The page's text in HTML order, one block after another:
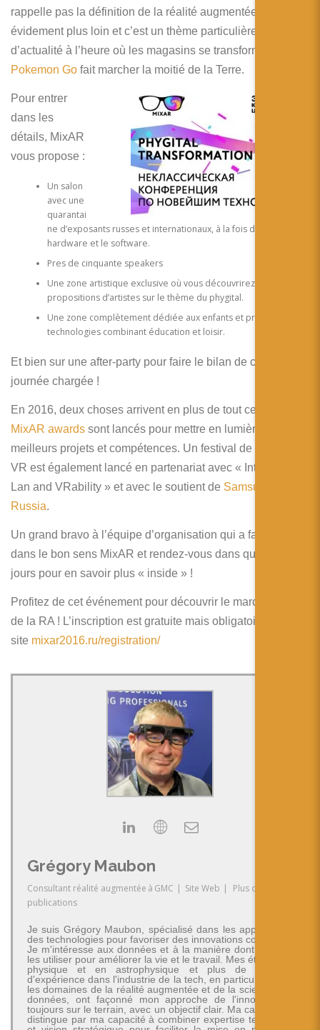
rappelle pas la définition de la réalité augmentée ? Cela va
évidement plus loin et c’est un thème particulièrement
d’actualité à l’heure où les magasins se transforment et où
Pokemon Go fait marcher la moitié de la Terre.
Pour entrer
dans les
détails, MixAR
vous propose :
Un salon
avec une
quarantai
ne d’exposants russes et internationaux, à la fois dans le
hardware et le software.
Pres de cinquante speakers
Une zone artistique exclusive où vous découvrirez des
propositions d’artistes sur le thème du phygital.
Une zone complètement dédiée aux enfants et présentant les
technologies combinant éducation et loisir.
Et bien sur une after-party pour faire le bilan de cette
journée chargée !
En 2016, deux choses arrivent en plus de tout cela. Les
MixAR awards sont lancés pour mettre en lumière les
meilleurs projets et compétences. Un festival de films en
VR est également lancé en partenariat avec « Interactive
Lan and VRability » et avec le soutient de Samsung Mobile
Russia.
Un grand bravo à l’équipe d’organisation qui a fait évoluer
dans le bon sens MixAR et rendez-vous dans quelques
jours pour en savoir plus « inside » !
Profitez de cet événement pour découvrir le marché Russe
de la RA ! L’inscription est gratuite mais obligatoire sur le
site mixar2016.ru/registration/
Grégory Maubon
Consultant réalité augmentée à GMC Site Web
Plus de
publications
Je suis Grégory Maubon, spécialisé dans les applications
des technologies pour favoriser des innovations concrètes.
Je m'intéresse aux données et à la manière dont on peut
les utiliser pour améliorer la vie et le travail. Mes études en
physique et en astrophysique et plus de 30 ans
d'expérience dans l'industrie de la tech, en particulier dans
les domaines de la réalité augmentée et de la science des
données, ont façonné mon approche de l'innovation -
toujours sur le terrain, avec un objectif clair. Ma carrière se
distingue par ma capacité à combiner expertise technique